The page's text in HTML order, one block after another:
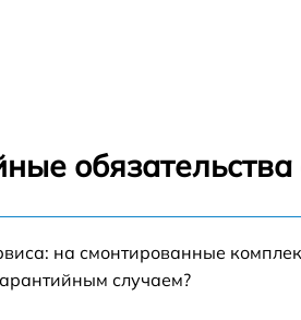
матрицы HP 15-dk1042ur
на смонтированные
случаем?